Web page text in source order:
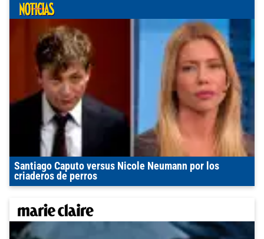
Santiago Caputo versus Nicole Neumann por los
criaderos de perros